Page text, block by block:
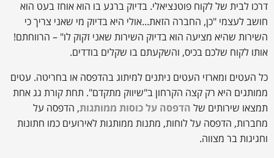
דרכו לבית של לקוח פוטנציאלי. בדיוק ברגע בו הוא אוחז בעט הוא
חושב לעצמי "כן, החברה הזאת...אולי היא בדיוק מי שאני צריך כי
השירות שהיא מציעה הוא בדיוק השירות שאני זקוק לו" – הרווחתם!
אותו לקוח שלכם בכיס, והשקעתם בו שקלים בודדים.
כל העטים ומארזי העטים ניתנים למיתוג בהדפסה או בחריטה. עטים
ממותגים היא רק קצה הקרחון ב"שיווק מתקדם". תחת קורת גג אחת
תמצאו שירותים של הדפסה על כוסות ממותגות, הדפסה על
מחברות, הדפסה על לוחות, מתנות ממותגות לאירועים כמו חתונות
וחגיגות בר מצווה.